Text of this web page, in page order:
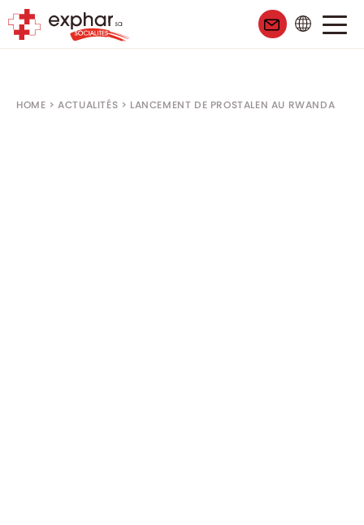
HOME >ACTUALITÉS > LANCEMENT DE PROSTALEN AU RWANDA